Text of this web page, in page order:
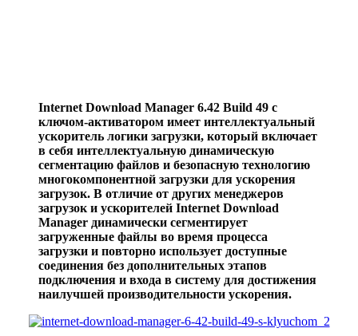
Internet Download Manager 6.42 Build 49 с
ключом-активатором имеет интеллектуальный
ускоритель логики загрузки, который включает
в себя интеллектуальную динамическую
сегментацию файлов и безопасную технологию
многокомпонентной загрузки для ускорения
загрузок. В отличие от других менеджеров
загрузок и ускорителей Internet Download
Manager динамически сегментирует
загруженные файлы во время процесса
загрузки и повторно использует доступные
соединения без дополнительных этапов
подключения и входа в систему для достижения
наилучшей производительности ускорения.